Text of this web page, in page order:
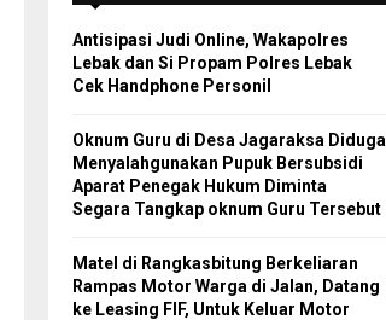
Antisipasi Judi Online, Wakapolres
Lebak dan Si Propam Polres Lebak
Cek Handphone Personil
Oknum Guru di Desa Jagaraksa Diduga
Menyalahgunakan Pupuk Bersubsidi
Aparat Penegak Hukum Diminta
Segara Tangkap oknum Guru Tersebut
Matel di Rangkasbitung Berkeliaran
Rampas Motor Warga di Jalan, Datang
ke Leasing FIF, Untuk Keluar Motor